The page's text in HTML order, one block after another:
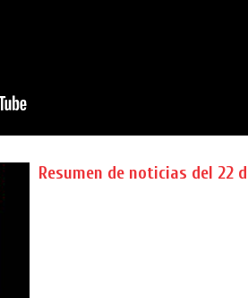
Resumen de noticias del 22